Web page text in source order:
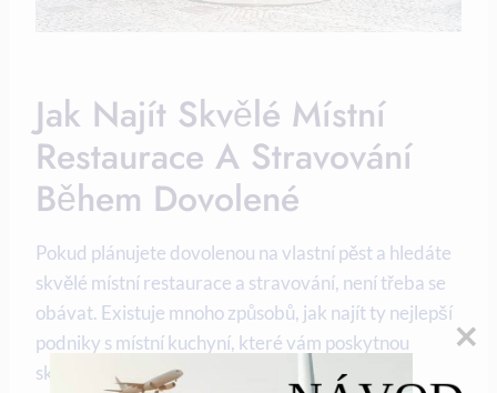
Jak Najít Skvělé Místní ​
Restaurace A Stravování
Během ‌dovolené
Pokud plánujete dovolenou na vlastní ⁢pěst ​a hledáte​
skvělé místní⁣ restaurace a stravování, není třeba se‍
obávat. Existuje⁤ mnoho‌ způsobů,​ jak​ najít ‌ty nejlepší⁤
podniky s ‍místní ⁢kuchyní, které vám poskytnou
skvělý zážitek během vašeho ⁣pobytu.